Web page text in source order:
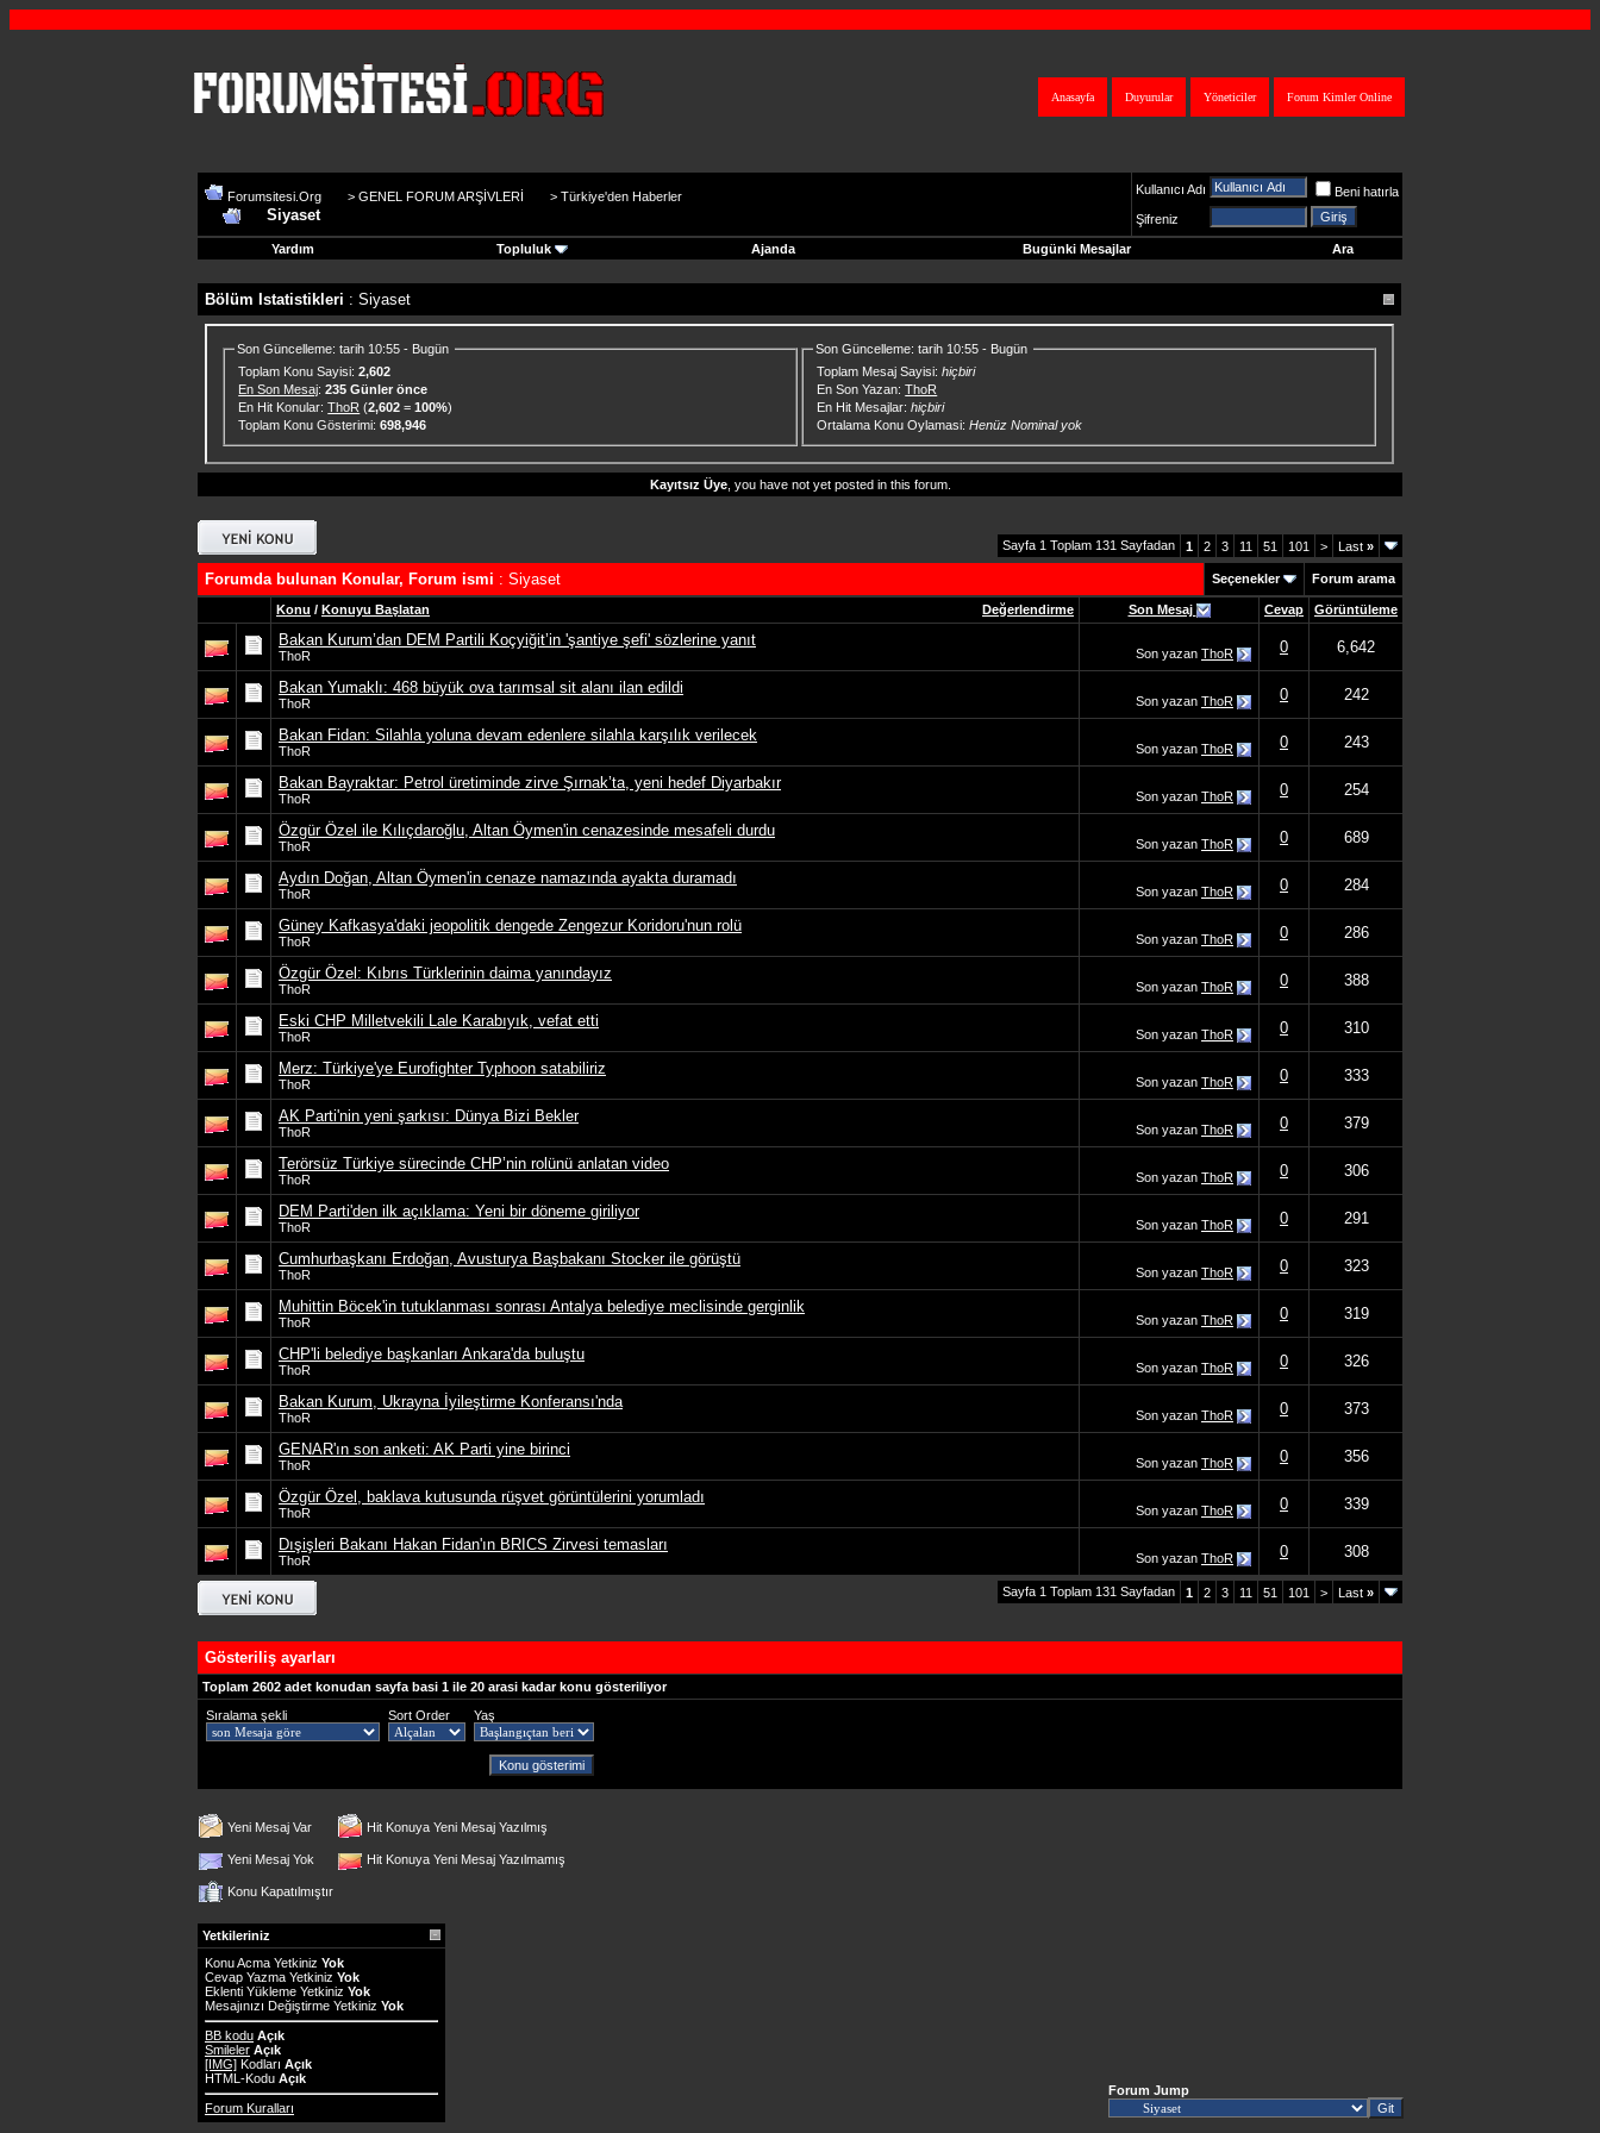
Forum Kimler Online
Yöneticiler
Duyurular
Anasayfa
Forumsitesi.Org > GENEL FORUM ARŞİVLERİ > Türkiye'den Haberler
Siyaset
Kullanıcı Adı
Beni hatırla
Şifreniz
Yardım Topluluk Ajanda Bugünki Mesajlar Ara
Bölüm Istatistikleri : Siyaset
Son Güncelleme: tarih 10:55 - Bugün
Toplam Konu Sayisi:2,602
En Son Mesaj:235 Günler önce
En Hit Konular:ThoR (2,602 =100%)
Toplam Konu Gösterimi:698,946
Son Güncelleme: tarih 10:55 - Bugün
Toplam Mesaj Sayisi:hiçbiri
En Son Yazan:ThoR
En Hit Mesajlar:hiçbiri
Ortalama Konu Oylamasi:Henüz Nominal yok
Kayıtsız Üye, you have not yet posted in this forum.
Sayfa 1 Toplam 131 Sayfadan 1 2 3 11 51 101 > Last »
Forumda bulunan Konular, Forum ismi : Siyaset Seçenekler Forum arama
Değerlendirme
Konu / Konuyu Başlatan Son Mesaj Cevap Görüntüleme
Bakan Kurum’dan DEM Partili Koçyiğit’in 'şantiye şefi' sözlerine yanıt
ThoR Son yazan ThoR 0 6,642
Bakan Yumaklı: 468 büyük ova tarımsal sit alanı ilan edildi
ThoR Son yazan ThoR 0 242
Bakan Fidan: Silahla yoluna devam edenlere silahla karşılık verilecek
ThoR Son yazan ThoR 0 243
Bakan Bayraktar: Petrol üretiminde zirve Şırnak’ta, yeni hedef Diyarbakır
ThoR Son yazan ThoR 0 254
Özgür Özel ile Kılıçdaroğlu, Altan Öymen'in cenazesinde mesafeli durdu
ThoR Son yazan ThoR 0 689
Aydın Doğan, Altan Öymen'in cenaze namazında ayakta duramadı
ThoR Son yazan ThoR 0 284
Güney Kafkasya'daki jeopolitik dengede Zengezur Koridoru'nun rolü
ThoR Son yazan ThoR 0 286
Özgür Özel: Kıbrıs Türklerinin daima yanındayız
ThoR Son yazan ThoR 0 388
Eski CHP Milletvekili Lale Karabıyık, vefat etti
ThoR Son yazan ThoR 0 310
Merz: Türkiye'ye Eurofighter Typhoon satabiliriz
ThoR Son yazan ThoR 0 333
AK Parti'nin yeni şarkısı: Dünya Bizi Bekler
ThoR Son yazan ThoR 0 379
Terörsüz Türkiye sürecinde CHP’nin rolünü anlatan video
ThoR Son yazan ThoR 0 306
DEM Parti'den ilk açıklama: Yeni bir döneme giriliyor
ThoR Son yazan ThoR 0 291
Cumhurbaşkanı Erdoğan, Avusturya Başbakanı Stocker ile görüştü
ThoR Son yazan ThoR 0 323
Muhittin Böcek'in tutuklanması sonrası Antalya belediye meclisinde gerginlik
ThoR Son yazan ThoR 0 319
CHP'li belediye başkanları Ankara'da buluştu
ThoR Son yazan ThoR 0 326
Bakan Kurum, Ukrayna İyileştirme Konferansı'nda
ThoR Son yazan ThoR 0 373
GENAR'ın son anketi: AK Parti yine birinci
ThoR Son yazan ThoR 0 356
Özgür Özel, baklava kutusunda rüşvet görüntülerini yorumladı
ThoR Son yazan ThoR 0 339
Dışişleri Bakanı Hakan Fidan'ın BRICS Zirvesi temasları
ThoR Son yazan ThoR 0 308
Sayfa 1 Toplam 131 Sayfadan 1 2 3 11 51 101 > Last »
Gösteriliş ayarları
Toplam 2602 adet konudan sayfa basi 1 ile 20 arasi kadar konu gösteriliyor
Sıralama şekli
Sort Order Yaş
Yeni Mesaj Var Hit Konuya Yeni Mesaj Yazılmış
Yeni Mesaj Yok Hit Konuya Yeni Mesaj Yazılmamış
Konu Kapatılmıştır
Yetkileriniz
Konu Acma Yetkiniz Yok
Cevap Yazma Yetkiniz Yok
Eklenti Yükleme Yetkiniz Yok
Mesajınızı Değiştirme Yetkiniz Yok
BB kodu Açık
Smileler Açık
[IMG] Kodları Açık
HTML-Kodu Açık
Forum Kuralları
Forum Jump